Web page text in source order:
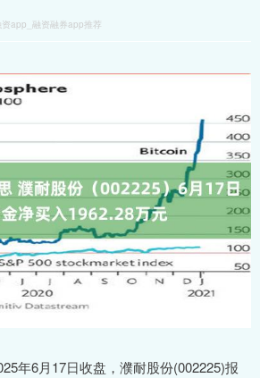
app_融资融券app推荐
年6月17日收盘，濮耐股份(002225)报